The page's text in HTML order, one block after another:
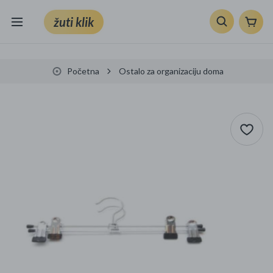
žuti klik
Sport i slobodno vrijeme
Početna Ostalo za organizaciju doma